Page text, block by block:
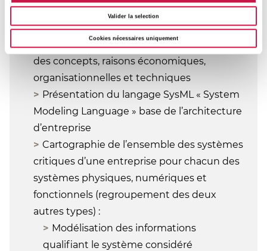
Valider la selection
Cookies nécessaires uniquement
d’entreprise
Rôle et positionnement de l’urbaniste
Qu’est-ce que l’urbanisation ? Historique
des concepts, raisons économiques,
organisationnelles et techniques
Présentation du langage SysML « System
Modeling Language » base de l’architecture
d’entreprise
Cartographie de l’ensemble des systèmes
critiques d’une entreprise pour chacun des
systèmes physiques, numériques et
fonctionnels (regroupement des deux
autres types) :
Modélisation des informations
qualifiant le système considéré